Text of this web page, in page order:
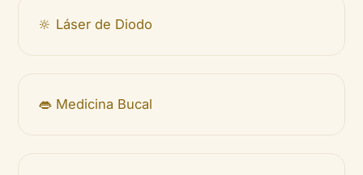
🔆 Láser de Diodo
👄 Medicina Bucal